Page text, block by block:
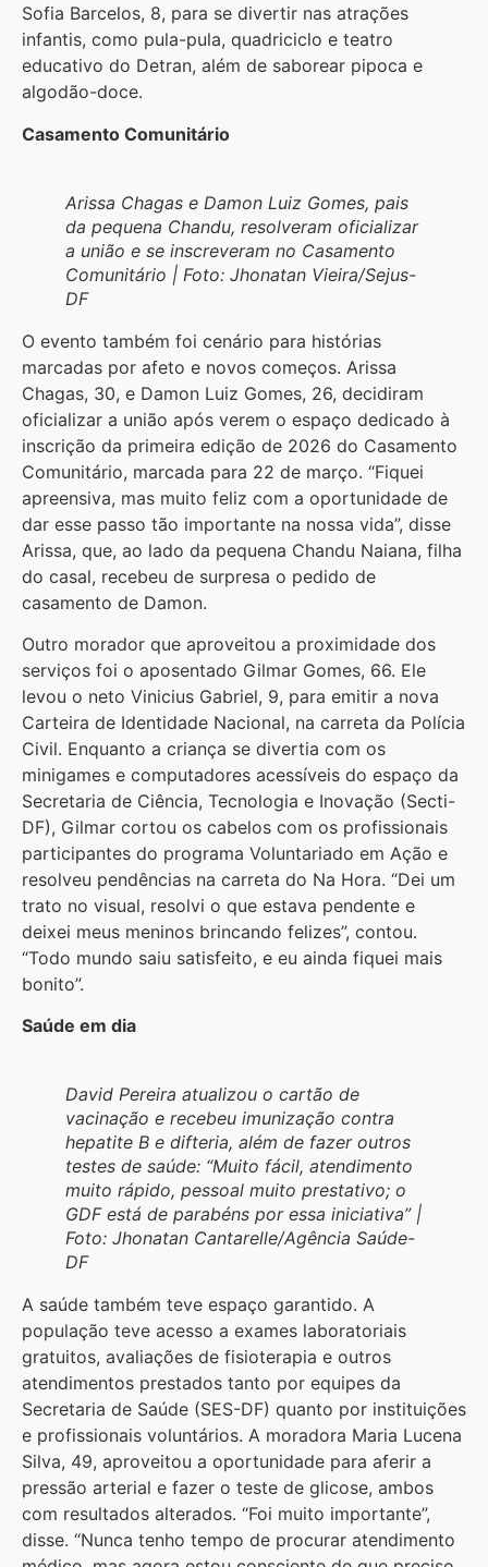
Sofia Barcelos, 8, para se divertir nas atrações
infantis, como pula-pula, quadriciclo e teatro
educativo do Detran, além de saborear pipoca e
algodão-doce.
Casamento Comunitário
Arissa Chagas e Damon Luiz Gomes, pais
da pequena Chandu, resolveram oficializar
a união e se inscreveram no Casamento
Comunitário | Foto: Jhonatan Vieira/Sejus-
DF
O evento também foi cenário para histórias
marcadas por afeto e novos começos. Arissa
Chagas, 30, e Damon Luiz Gomes, 26, decidiram
oficializar a união após verem o espaço dedicado à
inscrição da primeira edição de 2026 do Casamento
Comunitário, marcada para 22 de março. “Fiquei
apreensiva, mas muito feliz com a oportunidade de
dar esse passo tão importante na nossa vida”, disse
Arissa, que, ao lado da pequena Chandu Naiana, filha
do casal, recebeu de surpresa o pedido de
casamento de Damon.
Outro morador que aproveitou a proximidade dos
serviços foi o aposentado Gilmar Gomes, 66. Ele
levou o neto Vinicius Gabriel, 9, para emitir a nova
Carteira de Identidade Nacional, na carreta da Polícia
Civil. Enquanto a criança se divertia com os
minigames e computadores acessíveis do espaço da
Secretaria de Ciência, Tecnologia e Inovação (Secti-
DF), Gilmar cortou os cabelos com os profissionais
participantes do programa Voluntariado em Ação e
resolveu pendências na carreta do Na Hora. “Dei um
trato no visual, resolvi o que estava pendente e
deixei meus meninos brincando felizes”, contou.
“Todo mundo saiu satisfeito, e eu ainda fiquei mais
bonito”.
Saúde em dia
David Pereira atualizou o cartão de
vacinação e recebeu imunização contra
hepatite B e difteria, além de fazer outros
testes de saúde: “Muito fácil, atendimento
muito rápido, pessoal muito prestativo; o
GDF está de parabéns por essa iniciativa” |
Foto: Jhonatan Cantarelle/Agência Saúde-
DF
A saúde também teve espaço garantido. A
população teve acesso a exames laboratoriais
gratuitos, avaliações de fisioterapia e outros
atendimentos prestados tanto por equipes da
Secretaria de Saúde (SES-DF) quanto por instituições
e profissionais voluntários. A moradora Maria Lucena
Silva, 49, aproveitou a oportunidade para aferir a
pressão arterial e fazer o teste de glicose, ambos
com resultados alterados. “Foi muito importante”,
disse. “Nunca tenho tempo de procurar atendimento